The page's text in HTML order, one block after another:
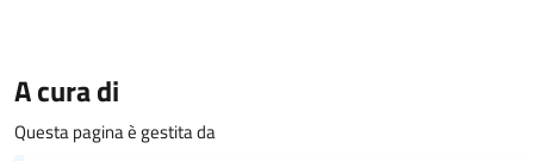
A cura di
Questa pagina è gestita da